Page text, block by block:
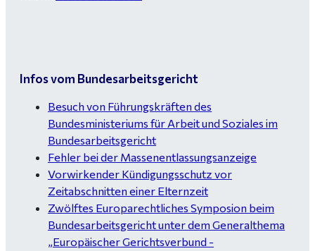
Infos vom Bundesarbeitsgericht
Besuch von Führungskräften des
Bundesministeriums für Arbeit und Soziales im
Bundesarbeitsgericht
Fehler bei der Massenentlassungsanzeige
Vorwirkender Kündigungsschutz vor
Zeitabschnitten einer Elternzeit
Zwölftes Europarechtliches Symposion beim
Bundesarbeitsgericht unter dem Generalthema
„Europäischer Gerichtsverbund -